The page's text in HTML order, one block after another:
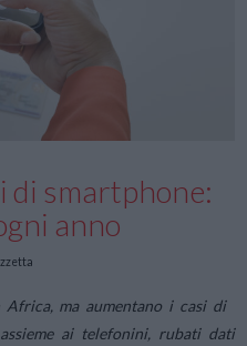
di smartphone:
anno
ma aumentano i casi di
ai telefonini, rubati dati